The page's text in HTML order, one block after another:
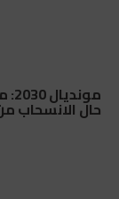
حال الانسحاب